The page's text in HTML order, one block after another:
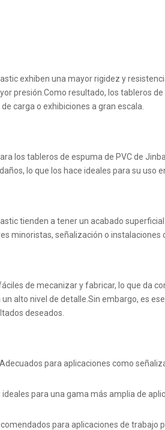
exhiben una mayor rigidez y
presión.Como resultado, los tableros
carga o exhibiciones a gran escala.
los tableros de espuma de PVC de
lo que los hace ideales para su uso
tienden a tener un acabado
minoristas, señalización o instalaciones
de mecanizar y fabricar, lo que da
alto nivel de detalle.Sin embargo, es
deseados.
para aplicaciones como
para una gama más amplia de
para aplicaciones de